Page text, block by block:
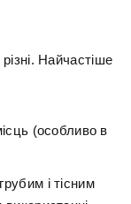
Найчастіше
(особливо в
і тісним